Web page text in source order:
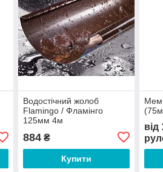
Водостічний жолоб
Flamingo / Фламінго
125мм 4м
884₴
Купити
від